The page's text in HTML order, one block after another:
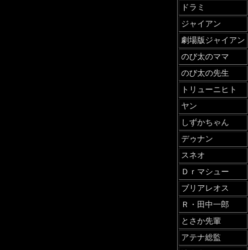
ドラミ
ジャイアン
劇場版ジャイアン
のび太のママ
のび太の先生
トリューニヒト
ヤン
しずかちゃん
デゥナン
スネオ
Ｄｒマシュー
ブリアレオス
Ｒ・田中一郎
とさか先輩
アテナ総監